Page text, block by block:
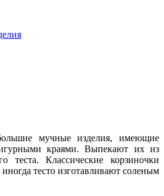
мучные изделия, имеющие
краями. Выпекают их из
теста. Классические корзиночки
тесто изготавливают соленым